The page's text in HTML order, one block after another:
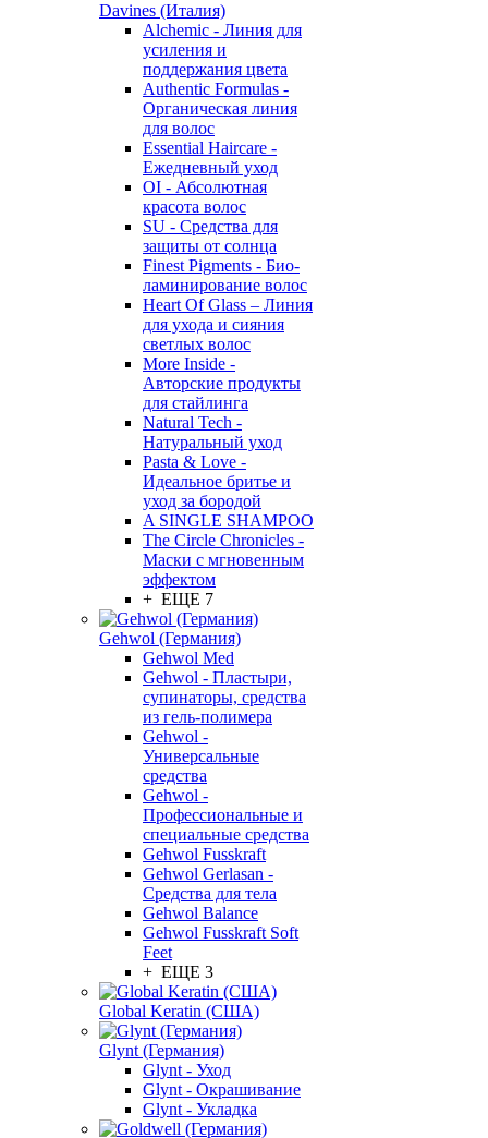
Davines (Италия)
Alchemic - Линия для
усиления и
поддержания цвета
Authentic Formulas -
Органическая линия
для волос
Essential Haircare -
Eжедневный уход
OI - Абсолютная
красота волос
SU - Средства для
защиты от солнца
Finest Pigments - Био-
ламинирование волос
Heart Of Glass – Линия
для ухода и сияния
светлых волос
More Inside -
Авторские продукты
для стайлинга
Natural Tech -
Натуральный уход
Pasta & Love -
Идеальное бритье и
уход за бородой
A SINGLE SHAMPOO
The Circle Chronicles -
Маски с мгновенным
эффектом
+ ЕЩЕ 7
Gehwol (Германия)
Gehwol Med
Gehwol - Пластыри,
супинаторы, средства
из гель-полимера
Gehwol -
Универсальные
средства
Gehwol -
Профессиональные и
специальные средства
Gehwol Fusskraft
Gehwol Gerlasan -
Средства для тела
Gehwol Balance
Gehwol Fusskraft Soft
Feet
+ ЕЩЕ 3
Global Keratin (США)
Glynt (Германия)
Glynt - Уход
Glynt - Окрашивание
Glynt - Укладка